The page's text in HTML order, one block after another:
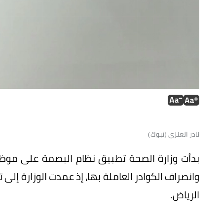
نادر العنزي (تبوك)
بدأت وزارة الصحة تطبيق نظام البصمة على
الرياض.